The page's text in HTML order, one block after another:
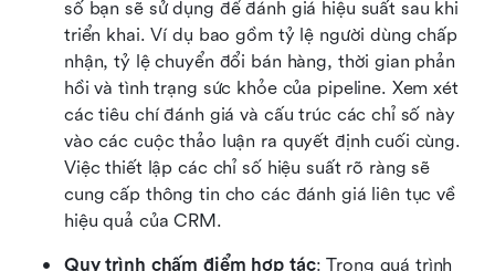
số bạn sẽ sử dụng để đánh giá hiệu suất sau khi
triển khai. Ví dụ bao gồm tỷ lệ người dùng chấp
nhận, tỷ lệ chuyển đổi bán hàng, thời gian phản
hồi và tình trạng sức khỏe của pipeline. Xem xét
các tiêu chí đánh giá và cấu trúc các chỉ số này
vào các cuộc thảo luận ra quyết định cuối cùng.
Việc thiết lập các chỉ số hiệu suất rõ ràng sẽ
cung cấp thông tin cho các đánh giá liên tục về
hiệu quả của CRM.
Quy trình chấm điểm hợp tác: Trong quá trình